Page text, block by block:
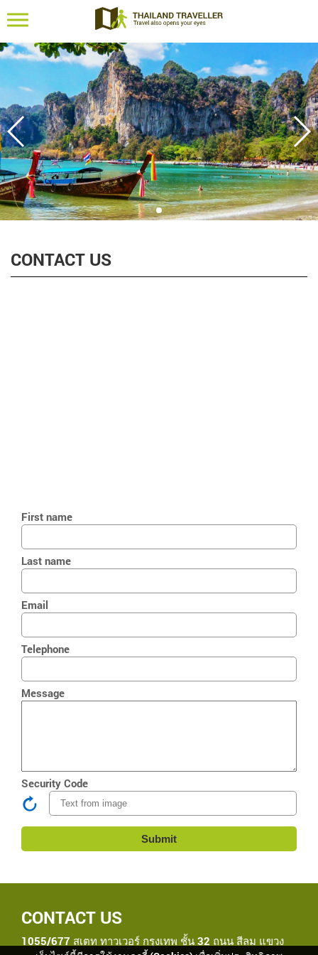
travelresponsive
CONTACT US
First name
Last name
Email
Telephone
Message
Security Code
CONTACT US
1055/677 สเตท ทาวเวอร์ กรุงเทพ ชั้น 32 ถนน สีลม แขวง